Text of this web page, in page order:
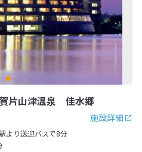
片山津温泉 佳水郷
施設詳細
より送迎バスで8分